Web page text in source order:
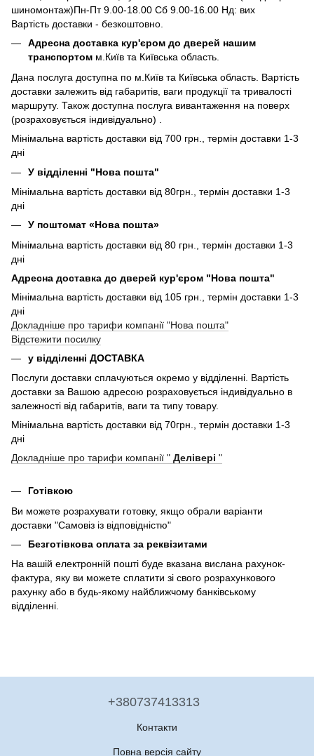
шиномонтаж)Пн-Пт 9.00-18.00 Сб 9.00-16.00 Нд: вих
Вартість доставки - безкоштовно.
Адресна доставка кур'єром до дверей нашим
транспортом м.Київ та Київська область.
Дана послуга доступна по м.Київ та Київська область. Вартість
доставки залежить від габаритів, ваги продукції та тривалості
маршруту. Також доступна послуга вивантаження на поверх
(розраховується індивідуально) .
Мінімальна вартість доставки від 700 грн., термін доставки 1-3
дні
У відділенні "Нова пошта"
Мінімальна вартість доставки від 80грн., термін доставки 1-3
дні
У поштомат «Нова пошта»
Мінімальна вартість доставки від 80 грн., термін доставки 1-3
дні
Адресна доставка до дверей кур'єром "Нова пошта"
Мінімальна вартість доставки від 105 грн., термін доставки 1-3
дні
Докладніше про тарифи компанії "Нова пошта"
Відстежити посилку
у відділенні ДОСТАВКА
Послуги доставки сплачуються окремо у відділенні. Вартість
доставки за Вашою адресою розраховується індивідуально в
залежності від габаритів, ваги та типу товару.
Мінімальна вартість доставки від 70грн., термін доставки 1-3
дні
Докладніше про тарифи компанії " Делівері "
Готівкою
Ви можете розрахувати готовку, якщо обрали варіанти
доставки "Самовіз із відповідністю"
Безготівкова оплата за реквізитами
На вашій електронній пошті буде вказана вислана рахунок-
фактура, яку ви можете сплатити зі свого розрахункового
рахунку або в будь-якому найближчому банківському
відділенні.
+380737413313
Контакти
Повна версія сайту